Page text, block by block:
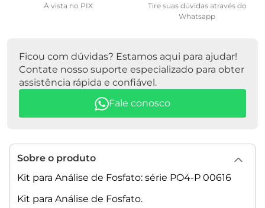
À vista no PIX
Tire suas dúvidas através do
Whatsapp
Ficou com dúvidas? Estamos aqui para ajudar!
Contate nosso suporte especializado para obter
assistência rápida e confiável.
Fale conosco
Sobre o produto
Kit para Análise de Fosfato: série PO4-P 00616
Kit para Análise de Fosfato.